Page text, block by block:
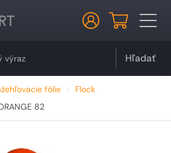
Hľadať
fólie
Flock
82